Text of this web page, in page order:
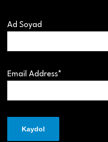
Ad Soyad
Email Address*